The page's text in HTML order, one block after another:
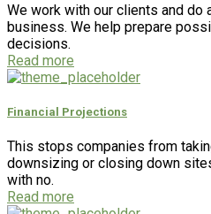
We work with our clients and do
business. We help prepare
decisions.
Read more
Financial Projections
This stops companies from
downsizing or closing down
with no.
Read more